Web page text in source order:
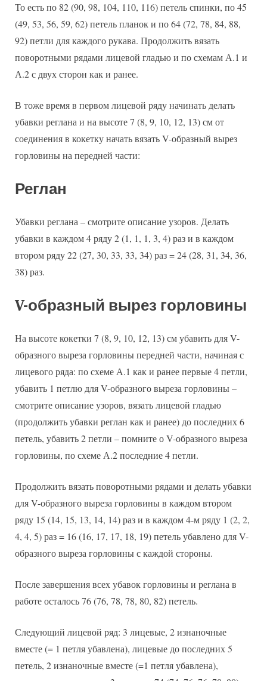
То есть по 82 (90, 98, 104, 110, 116) петель спинки, по 45
(49, 53, 56, 59, 62) петель планок и по 64 (72, 78, 84, 88,
92) петли для каждого рукава. Продолжить вязать
поворотными рядами лицевой гладью и по схемам А.1 и
А.2 с двух сторон как и ранее.
В тоже время в первом лицевой ряду начинать делать
убавки реглана и на высоте 7 (8, 9, 10, 12, 13) см от
соединения в кокетку начать вязать V-образный вырез
горловины на передней части:
Реглан
Убавки реглана – смотрите описание узоров. Делать
убавки в каждом 4 ряду 2 (1, 1, 1, 3, 4) раз и в каждом
втором ряду 22 (27, 30, 33, 33, 34) раз = 24 (28, 31, 34, 36,
38) раз.
V-образный вырез горловины
На высоте кокетки 7 (8, 9, 10, 12, 13) см убавить для V-
образного выреза горловины передней части, начиная с
лицевого ряда: по схеме А.1 как и ранее первые 4 петли,
убавить 1 петлю для V-образного выреза горловины –
смотрите описание узоров, вязать лицевой гладью
(продолжить убавки реглан как и ранее) до последних 6
петель, убавить 2 петли – помните о V-образного выреза
горловины, по схеме А.2 последние 4 петли.
Продолжить вязать поворотными рядами и делать убавки
для V-образного выреза горловины в каждом втором
ряду 15 (14, 15, 13, 14, 14) раз и в каждом 4-м ряду 1 (2, 2,
4, 4, 5) раз = 16 (16, 17, 17, 18, 19) петель убавлено для V-
образного выреза горловины с каждой стороны.
После завершения всех убавок горловины и реглана в
работе осталось 76 (76, 78, 78, 80, 82) петель.
Следующий лицевой ряд: 3 лицевые, 2 изнаночные
вместе (= 1 петля убавлена), лицевые до последних 5
петель, 2 изнаночные вместе (=1 петля убавлена),